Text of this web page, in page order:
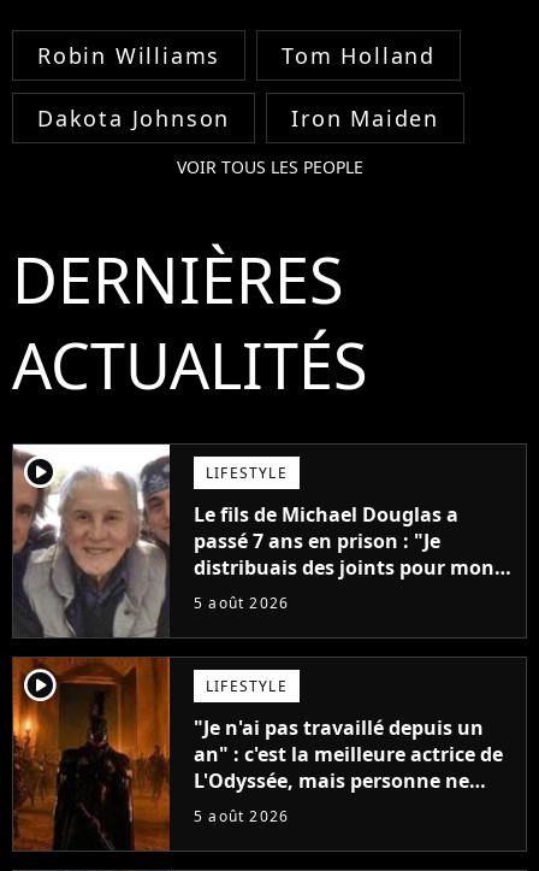
Robin Williams Tom Holland
Dakota Johnson Iron Maiden
VOIR TOUS LES PEOPLE
DERNIÈRES
ACTUALITÉS
player2 LIFESTYLE
Le fils de Michael Douglas a
passé 7 ans en prison : "Je
distribuais des joints pour mon
père"
5 août 2026
player2 LIFESTYLE
"Je n'ai pas travaillé depuis un
an" : c'est la meilleure actrice de
L'Odyssée, mais personne ne
veut lui donner de rôle au
5 août 2026